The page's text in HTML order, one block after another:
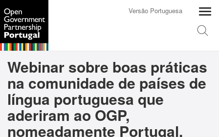
Versão Portuguesa
Webinar sobre boas práticas
na comunidade de países de
língua portuguesa que
aderiram ao OGP,
nomeadamente Portugal,